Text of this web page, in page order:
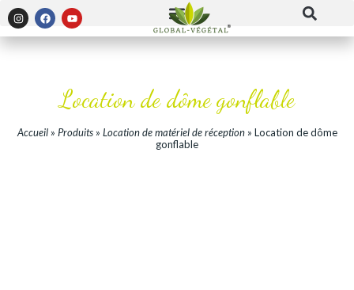
Location de dôme gonflable
Accueil» Produits» Location de matériel de réception» Location de dôme
gonflable